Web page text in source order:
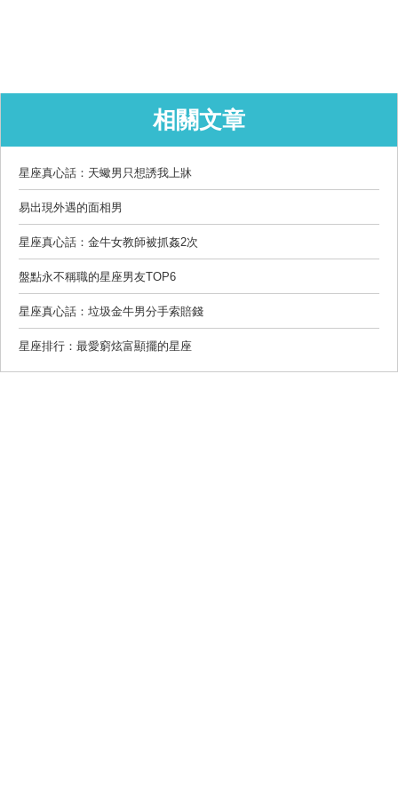
相關文章
星座真心話：天蠍男只想誘我上牀
易出現外遇的面相男
星座真心話：金牛女教師被抓姦2次
盤點永不稱職的星座男友TOP6
星座真心話：垃圾金牛男分手索賠錢
星座排行：最愛窮炫富顯擺的星座